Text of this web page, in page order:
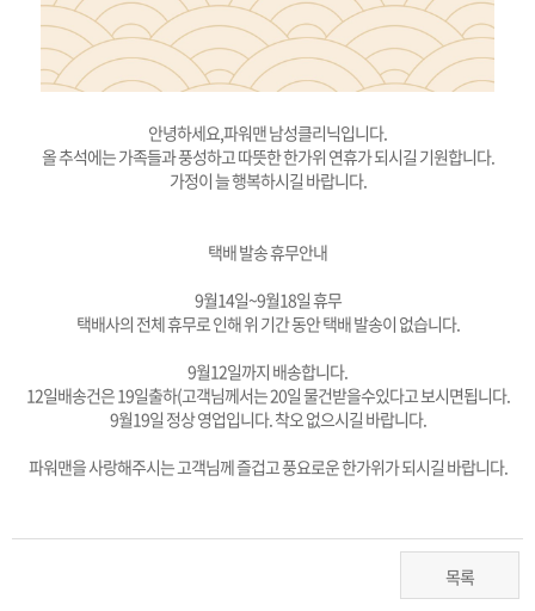
안녕하세요,파워맨 남성클리닉입니다.
올 추석에는 가족들과 풍성하고 따뜻한 한가위 연휴가 되시길 기원합니다.
가정이 늘 행복하시길 바랍니다.
택배 발송 휴무안내
9월14일~9월18일 휴무
택배사의 전체 휴무로 인해 위 기간 동안 택배 발송이 없습니다.
9월12일까지 배송합니다.
12일배송건은 19일출하(고객님께서는 20일 물건받을수있다고 보시면됩니다.
9월19일 정상 영업입니다. 착오 없으시길 바랍니다.
파워맨을 사랑해주시는 고객님께 즐겁고 풍요로운 한가위가 되시길 바랍니다.
목록